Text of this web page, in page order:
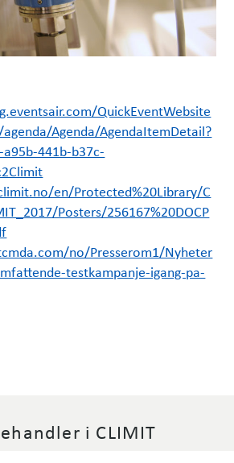
QuickEventWebsite
Agenda/AgendaItemDetail?
441b-b37c-
en/Protected%20Library/C
Posters/256167%20DOCP
no/Presserom1/Nyheter
testkampanje-igang-pa-
i CLIMIT